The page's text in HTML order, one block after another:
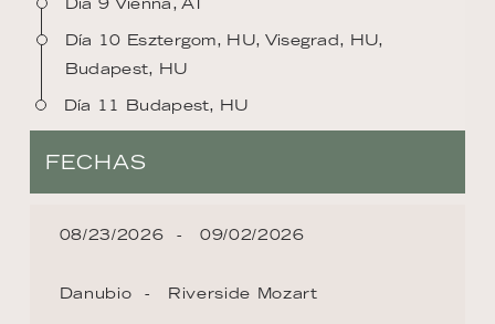
Día 10 Esztergom, HU, Visegrad, HU,
Budapest, HU
Día 11 Budapest, HU
FECHAS
08/23/2026 09/02/2026
Danubio Riverside Mozart